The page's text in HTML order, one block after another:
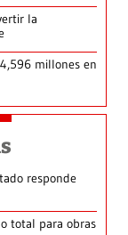
la
millones en
responde
total para obras